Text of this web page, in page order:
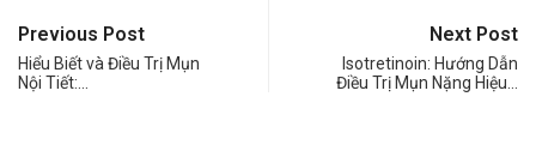
Previous Post
Hiểu Biết và Điều Trị Mụn
Nội Tiết:…
Next Post
Isotretinoin: Hướng Dẫn
Điều Trị Mụn Nặng Hiệu…